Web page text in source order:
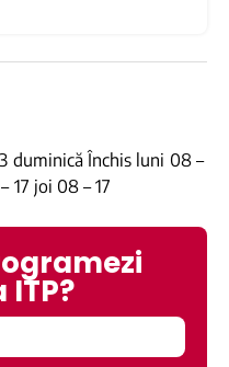
duminică Închis luni 08 –
17 joi 08 – 17